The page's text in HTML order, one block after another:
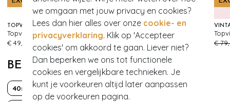
we omgaan met jouw privacy en cookies?
Lees dan hier alles over onze cookie- en
privacyverklaring. Klik op 'Accepteer
cookies' om akkoord te gaan. Liever niet?
Dan beperken we ons tot functionele
cookies en vergelijkbare technieken. Je
kunt je voorkeuren altijd later aanpassen
op de voorkeuren pagina.
TOPVINTAGE BOUTIQUE COLLECTION
Topvintage exclusive ~ Shelvia Cherry swing rok in zwart
€ 49,95
213
€ 85,95
€ 33,95 €
BEKIJK MEER VAN
40s 50s Classy chic Effen